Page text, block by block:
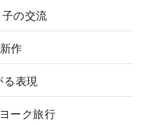
の交流
作
表現
ーク旅行